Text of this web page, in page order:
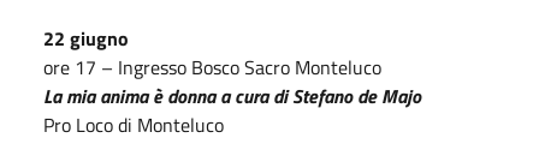
22 giugno
ore 17 – Ingresso Bosco Sacro Monteluco
La mia anima è donna a cura di Stefano de Majo
Pro Loco di Monteluco